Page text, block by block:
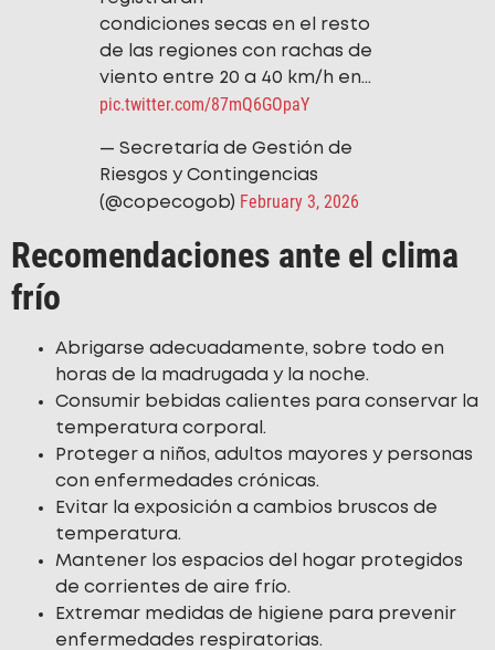
condiciones secas en el resto
de las regiones con rachas de
viento entre 20 a 40 km/h en…
pic.twitter.com/87mQ6GOpaY
— Secretaría de Gestión de
Riesgos y Contingencias
(@copecogob) February 3, 2026
Recomendaciones ante el clima
frío
Abrigarse adecuadamente, sobre todo en
horas de la madrugada y la noche.
Consumir bebidas calientes para conservar la
temperatura corporal.
Proteger a niños, adultos mayores y personas
con enfermedades crónicas.
Evitar la exposición a cambios bruscos de
temperatura.
Mantener los espacios del hogar protegidos
de corrientes de aire frío.
Extremar medidas de higiene para prevenir
enfermedades respiratorias.